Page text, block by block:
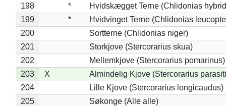
198
*
Hvidskægget Terne (Chlidonias
199
*
Hvidvinget Terne (Chlidonias
200
Sortterne (Chlidonias niger)
201
Storkjove (Stercorarius skua)
202
Mellemkjove (Stercorarius pomarinus)
203
X
Almindelig Kjove (Stercorarius
204
Lille Kjove (Stercorarius longicaudus)
205
Søkonge (Alle alle)